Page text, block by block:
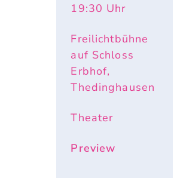
19:30 Uhr
Freilichtbühne
auf Schloss
Erbhof,
Thedinghausen
Theater
Preview